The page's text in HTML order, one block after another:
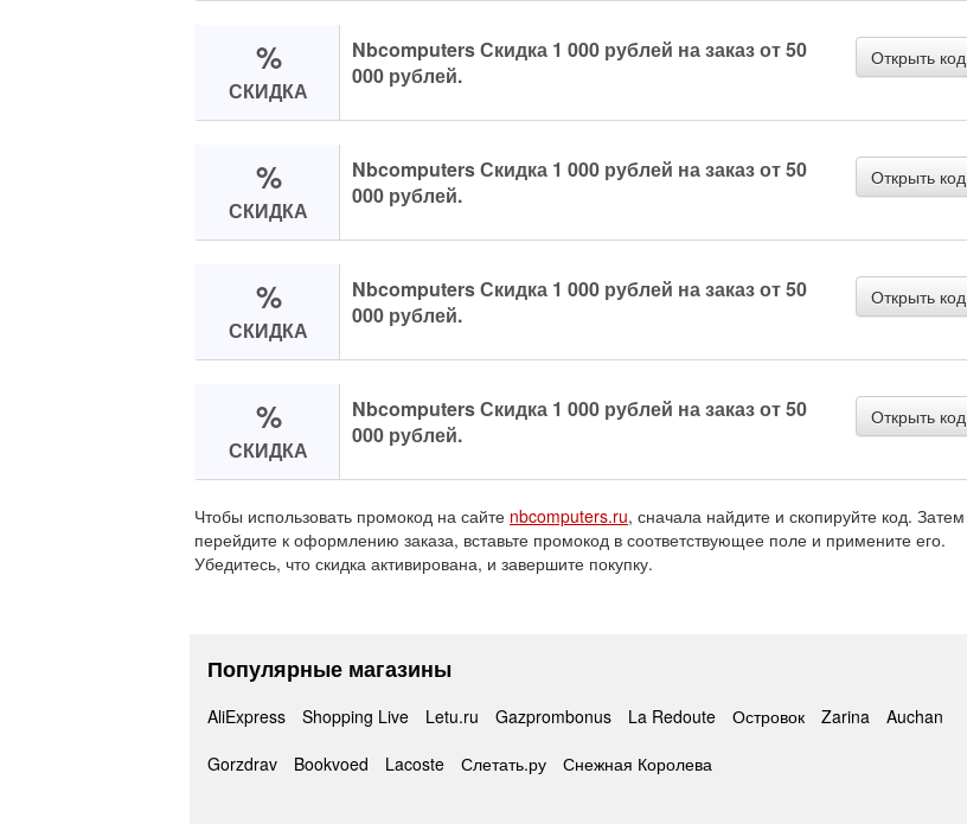
%
СКИДКА
Nbcomputers Скидка 1 000 рублей на заказ от 50
000 рублей.
Открыть код
%
СКИДКА
Nbcomputers Скидка 1 000 рублей на заказ от 50
000 рублей.
Открыть код
%
СКИДКА
Nbcomputers Скидка 1 000 рублей на заказ от 50
000 рублей.
Открыть код
%
СКИДКА
Nbcomputers Скидка 1 000 рублей на заказ от 50
000 рублей.
Открыть код
Чтобы использовать промокод на сайте nbcomputers.ru, сначала найдите и скопируйте код. Затем
перейдите к оформлению заказа, вставьте промокод в соответствующее поле и примените его.
Убедитесь, что скидка активирована, и завершите покупку.
Популярные магазины
AliExpress Shopping Live Letu.ru Gazprombonus La Redoute Островок Zarina
Auchan
Gorzdrav
Bookvoed Lacoste Слетать.ру Снежная Королева